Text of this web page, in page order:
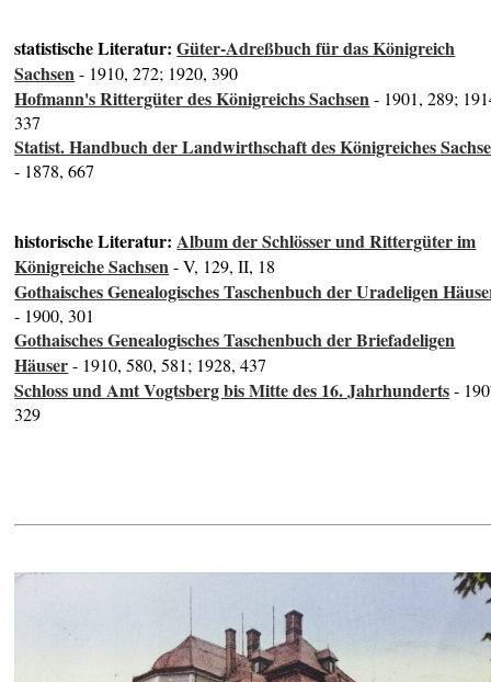
statistische Literatur:Güter-Adreßbuch für das Königreich
Sachsen- 1910, 272; 1920, 390
Hofmann's Rittergüter des Königreichs Sachsen- 1901, 289;
337
Statist. Handbuch der Landwirthschaft des Königreiches
- 1878, 667
historische Literatur:Album der Schlösser und Rittergüter im
Königreiche Sachsen- V, 129, II, 18
Gothaisches Genealogisches Taschenbuch der Uradeligen
- 1900, 301
Gothaisches Genealogisches Taschenbuch der Briefadeligen
Häuser- 1910, 580, 581; 1928, 437
Schloss und Amt Vogtsberg bis Mitte des 16. Jahrhunderts-
329